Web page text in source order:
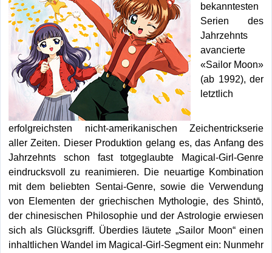
bekanntesten
Serien des
Jahrzehnts
avancierte
«Sailor Moon»
(ab 1992), der
letztlich
erfolgreichsten nicht-amerikanischen Zeichentrickserie
aller Zeiten. Dieser Produktion gelang es, das Anfang des
Jahrzehnts schon fast totgeglaubte Magical-Girl-Genre
eindrucksvoll zu reanimieren. Die neuartige Kombination
mit dem bel iebten Sentai-Genre, sowie die Verwendung
von Elementen der griechischen Mythologie, des Shintō,
der chinesischen Philosophie und der Astrologie erwiesen
sich als Glücksgriff. Überdies läutete „Sailor Moon“ einen
inhaltlichen Wandel im Magical-Girl-Segment ein: Nunmehr